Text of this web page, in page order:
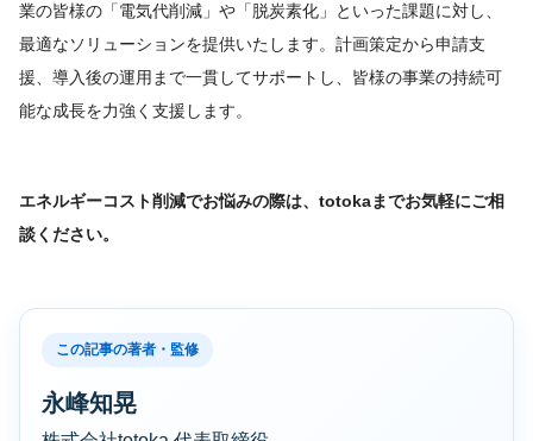
業の皆様の「電気代削減」や「脱炭素化」といった課題に対し、
最適なソリューションを提供いたします。計画策定から申請支
援、導入後の運用まで一貫してサポートし、皆様の事業の持続可
能な成長を力強く支援します。
エネルギーコスト削減でお悩みの際は、totokaまでお気軽にご相
談ください。
この記事の著者・監修
永峰知晃